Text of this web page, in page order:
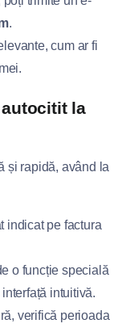
.
cum ar fi
la
și rapidă, având la
indicat pe factura
o funcție specială
intuitivă.
verifică perioada